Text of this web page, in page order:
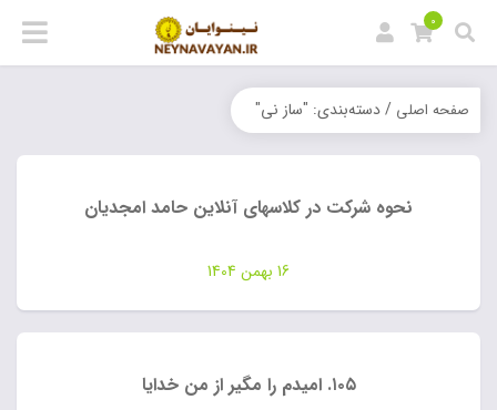
0
صفحه اصلی / دسته‌بندی: "ساز نی"
نحوه شرکت در کلاسهای آنلاین حامد امجدیان
16 بهمن 1404
۱۰۵. امیدم را مگیر از من خدایا